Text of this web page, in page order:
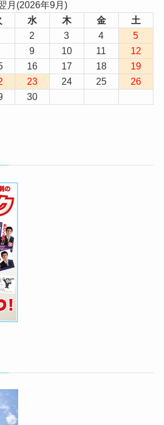
月(2026年9月)
水 木 金
土
2 3 4
5
9 10 11
12
16 17 18
19
23 24 25
26
30